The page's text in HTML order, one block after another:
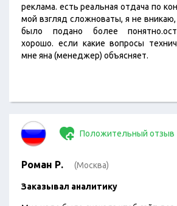
реклама. есть реальная отдача по
мой взгляд сложноваты, я не
было подано более
хорошо. если какие вопросы
мне яна (менеджер) объясняет.
Положительный отзыв
Роман Р. (Москва)
Заказывал аналитику